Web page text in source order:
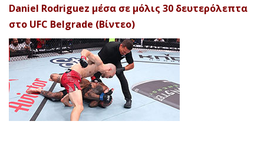
Daniel Rodriguez μέσα σε μόλις 30 δευτερόλεπτα
στο UFC Belgrade (Βίντεο)